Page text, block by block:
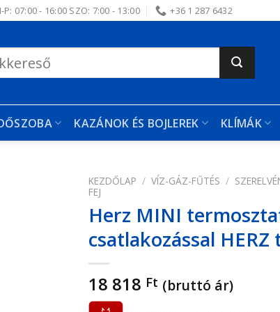
P: 07:00 - 16:00 SZO: 7:00 - 13:00 +36 1 287 6432
KAZÁNOK ÉS BOJLEREK KLÍMÁK
KEZDŐLAP / VÍZ-GÁZ-FŰTÉS /
FEJ
Herz MINI
csatlakozással
18 818 Ft (bruttó ár)